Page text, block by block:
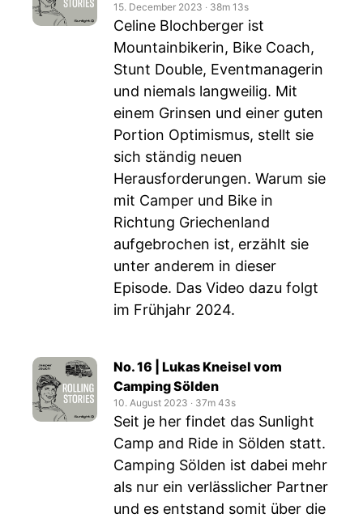
15. December 2023 ‧ 38m 13s
Celine Blochberger ist
Mountainbikerin, Bike Coach,
Stunt Double, Eventmanagerin
und niemals langweilig. Mit
einem Grinsen und einer guten
Portion Optimismus, stellt sie
sich ständig neuen
Herausforderungen. Warum sie
mit Camper und Bike in
Richtung Griechenland
aufgebrochen ist, erzählt sie
unter anderem in dieser
Episode. Das Video dazu folgt
im Frühjahr 2024.
No. 16 | Lukas Kneisel vom
Camping Sölden
10. August 2023 ‧ 37m 43s
Seit je her findet das Sunlight
Camp and Ride in Sölden statt.
Camping Sölden ist dabei mehr
als nur ein verlässlicher Partner
und es entstand somit über die